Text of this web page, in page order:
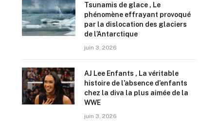
Tsunamis de glace , Le
phénomène effrayant provoqué
par la dislocation des glaciers
de l’Antarctique
juin 3, 2026
AJ Lee Enfants , La véritable
histoire de l’absence d’enfants
chez la diva la plus aimée de la
WWE
juin 3, 2026